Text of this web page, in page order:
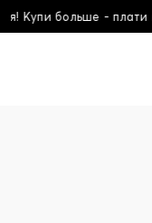
больше - плати